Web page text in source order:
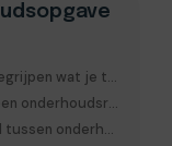
Eerst begrijpen wat je tegel echt nodig heeft
Wat is een onderhoudsreiniger voor terras precies
Verschil tussen onderhoudsreiniger en intensieve reiniger